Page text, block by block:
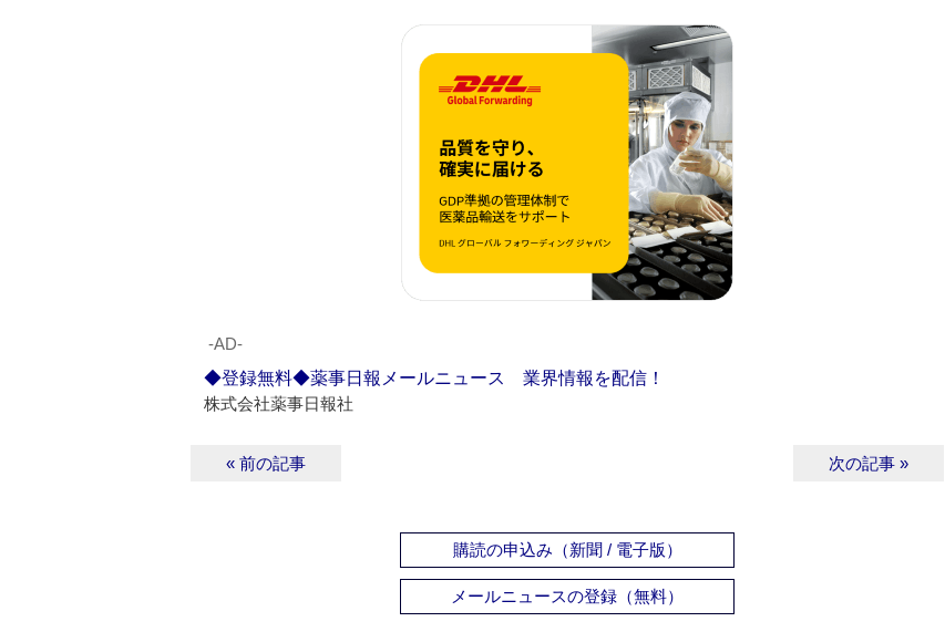
‐AD‐
◆登録無料◆薬事日報メールニュース 業界情報を配信！
株式会社薬事日報社
« 前の記事 次の記事 »
購読の申込み（新聞 / 電子版）
メールニュースの登録（無料）